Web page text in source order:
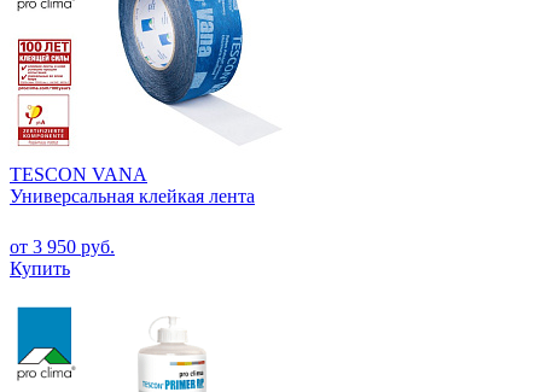
TESCON VANA
Универсальная клейкая лента
от 3 950 руб.
Купить